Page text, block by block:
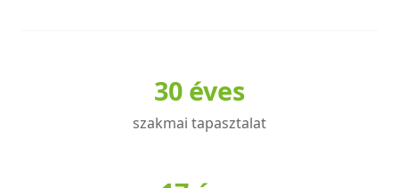
30 éves
szakmai tapasztalat